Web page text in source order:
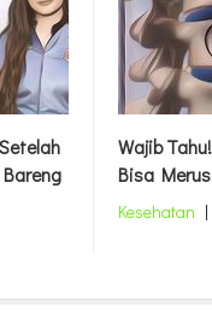
Wajib
Bisa
Kesehatan |